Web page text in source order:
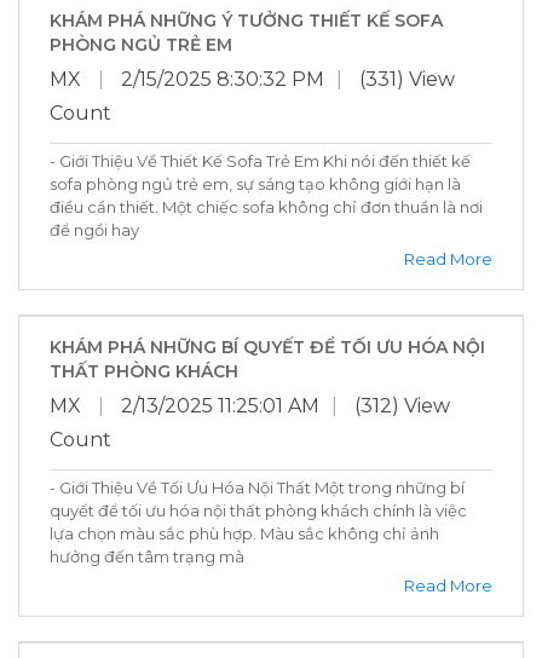
KHÁM PHÁ NHỮNG Ý TƯỞNG THIẾT KẾ SOFA
PHÒNG NGỦ TRẺ EM
MX 2/15/2025 8:30:32 PM
(331) View
Count
- Giới Thiệu Về Thiết Kế Sofa Trẻ Em Khi nói đến thiết kế
sofa phòng ngủ trẻ em, sự sáng tạo không giới hạn là
điều cần thiết. Một chiếc sofa không chỉ đơn thuần là nơi
để ngồi hay
Read More
KHÁM PHÁ NHỮNG BÍ QUYẾT ĐỂ TỐI ƯU HÓA NỘI
THẤT PHÒNG KHÁCH
MX 2/13/2025 11:25:01 AM
(312) View
Count
- Giới Thiệu Về Tối Ưu Hóa Nội Thất Một trong những bí
quyết để tối ưu hóa nội thất phòng khách chính là việc
lựa chọn màu sắc phù hợp. Màu sắc không chỉ ảnh
hưởng đến tâm trạng mà
Read More